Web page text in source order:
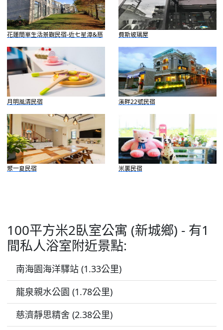
花蓮簡單生活景觀民宿-近七星潭&慈 費斯玻璃屋
月明風清民宿 溪畔22號民宿
聚一夏民宿 米裏民宿
100平方米2臥室公寓 (新城鄉) - 有1
間私人浴室附近景點:
南海園海洋驛站 (1.33公里)
龍泉親水公園 (1.78公里)
慈濟靜思精舍 (2.38公里)